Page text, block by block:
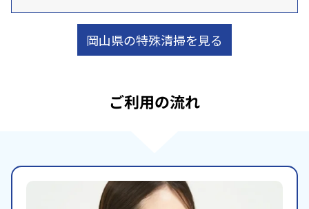
岡山県の特殊清掃を見る
ご利用の流れ